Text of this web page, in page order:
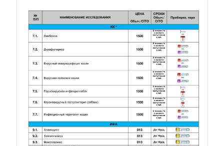
Прайс. Лист 5